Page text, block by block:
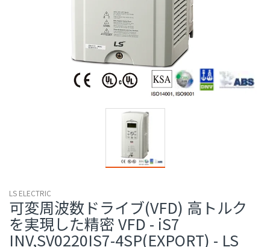
LS ELECTRIC
可変周波数ドライブ(VFD) 高トルク
を実現した精密 VFD - iS7
INV,SV0220IS7-4SP(EXPORT) - LS